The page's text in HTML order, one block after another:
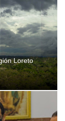
Loreto